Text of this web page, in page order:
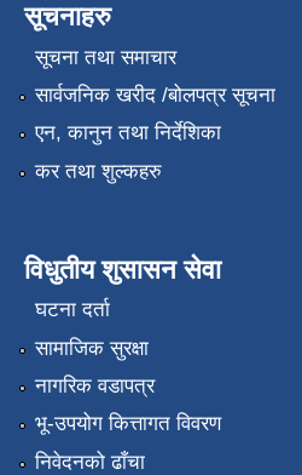
सूचनाहरु
सूचना तथा समाचार
सार्वजनिक खरीद /बोलपत्र सूचना
एन, कानुन तथा निर्देशिका
कर तथा शुल्कहरु
विधुतीय शुसासन सेवा
घटना दर्ता
सामाजिक सुरक्षा
नागरिक वडापत्र
भू-उपयोग कित्तागत विवरण
निवेदनको ढाँचा